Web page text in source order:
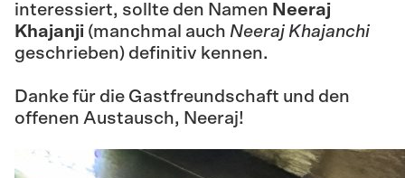
interessiert, sollte den Namen Neeraj
Khajanji (manchmal auch Neeraj Khajanchi
geschrieben) definitiv kennen.
Danke für die Gastfreundschaft und den
offenen Austausch, Neeraj!